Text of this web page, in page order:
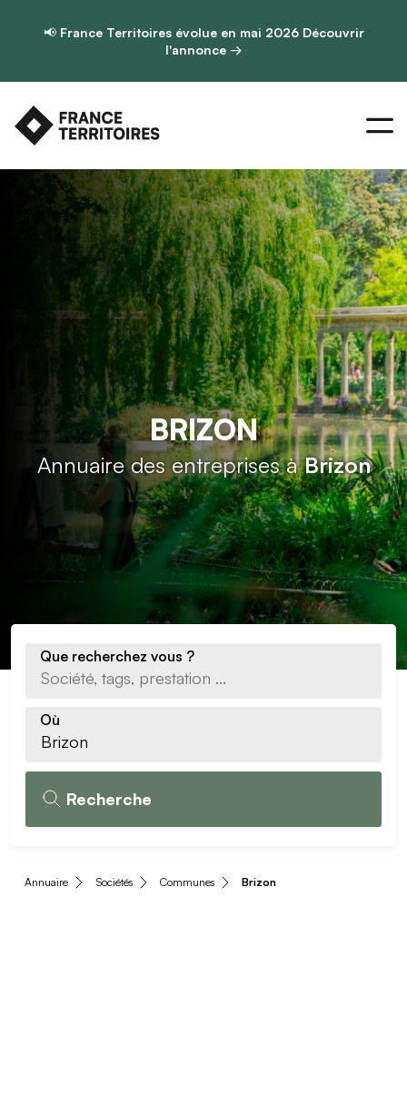
📢 France Territoires évolue en mai 2026 Découvrir
l'annonce →
BRIZON
Annuaire des entreprises àBrizon
Que recherchez vous ?
Où
Recherche
Annuaire Sociétés Communes Brizon